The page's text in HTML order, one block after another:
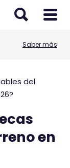
Saber más
del
en